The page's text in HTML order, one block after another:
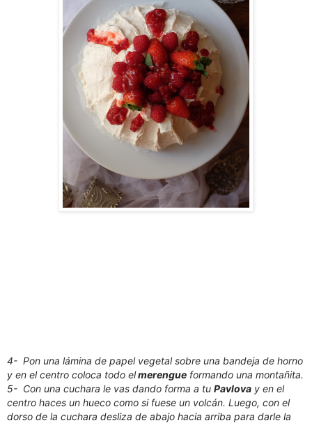
4- Pon una lámina de papel vegetal sobre una bandeja de horno
y en el centro coloca todo elmerengue formando una montañita.
5- Con una cuchara le vas dando forma a tu Pavlova y en el
centro haces un hueco como si fuese un volcán. Luego, con el
dorso de la cuchara desliza de abajo hacia arriba para darle la